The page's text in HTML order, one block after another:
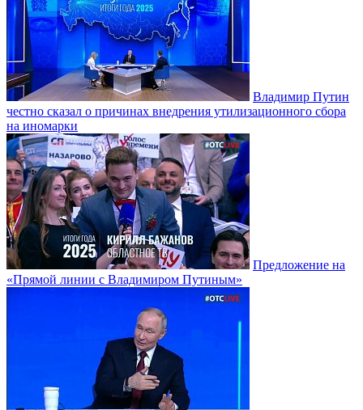
Владимир Путин
честно сказал о причинах внедрения утилизационного сбора
на иномарки
Предложение на
«Прямой линии с Владимиром Путиным»